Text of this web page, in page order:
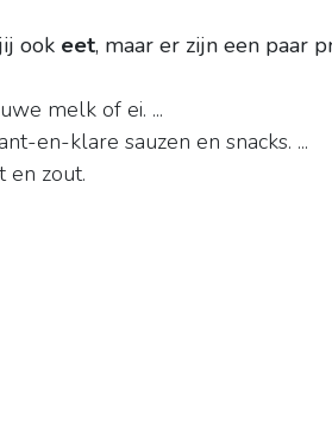
jij ook eet, maar er zijn een paar
melk of ei. ...
en-klare sauzen en snacks. ...
en zout.